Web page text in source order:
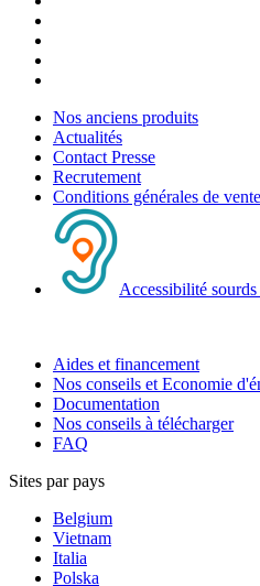
Nos anciens produits
Actualités
Contact Presse
Recrutement
Conditions générales de vente
Accessibilité
Aides et financement
Nos conseils et Economie
Documentation
Nos conseils à télécharger
FAQ
Sites par pays
Belgium
Vietnam
Italia
Polska